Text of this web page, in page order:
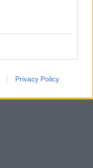
Privacy Policy